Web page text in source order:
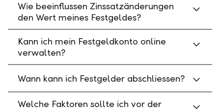
Wie beeinflussen Zinssatzänderungen
den Wert meines Festgeldes?
Kann ich mein Festgeldkonto online
verwalten?
Wann kann ich Festgelder abschliessen?
Welche Faktoren sollte ich vor der